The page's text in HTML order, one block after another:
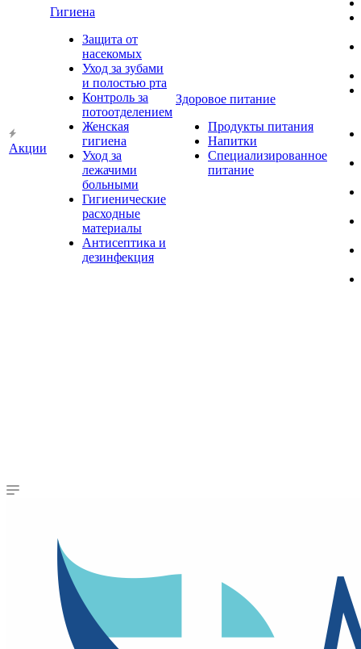
Акции
Гигиена
Защита от
насекомых
Уход за зубами
и полостью рта
Контроль за
потоотделением
Женская
гигиена
Уход за
лежачими
больными
Гигиенические
расходные
материалы
Антисептика и
дезинфекция
Здоровое питание
Продукты питания
Напитки
Специализированное
питание